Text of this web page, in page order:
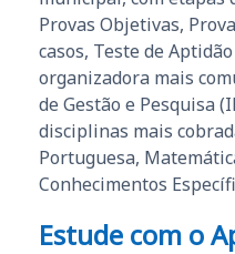
Provas Objetivas,
casos, Teste de
organizadora mais
de Gestão e Pesquisa
disciplinas mais
Portuguesa,
Conhecimentos
Estude com o